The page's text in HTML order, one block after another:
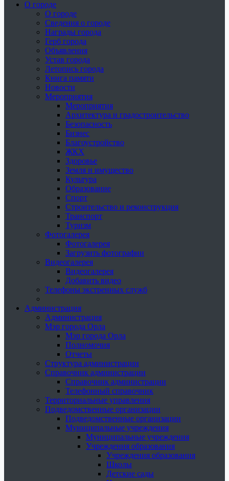
О городе
О городе
Сведения о городе
Награды города
Герб города
Объявления
Устав города
Летопись города
Книга памяти
Новости
Мероприятия
Мероприятия
Архитектура и градостроительство
Безопасность
Бизнес
Благоустройство
ЖКХ
Здоровье
Земля и имущество
Культура
Образование
Спорт
Строительство и реконструкция
Транспорт
Туризм
Фотогалерея
Фотогалерея
Загрузить фотографии
Видеогалерея
Видеогалерея
Добавить видео
Телефоны экстренных служб
Администрация
Администрация
Мэр города Орла
Мэр города Орла
Полномочия
Отчеты
Структура администрации
Справочник администрации
Справочник администрации
Телефонный справочник
Территориальные управления
Подведомственные организации
Подведомственные организации
Муниципальные учреждения
Муниципальные учреждения
Учреждения образования
Учреждения образования
Школы
Детские сады